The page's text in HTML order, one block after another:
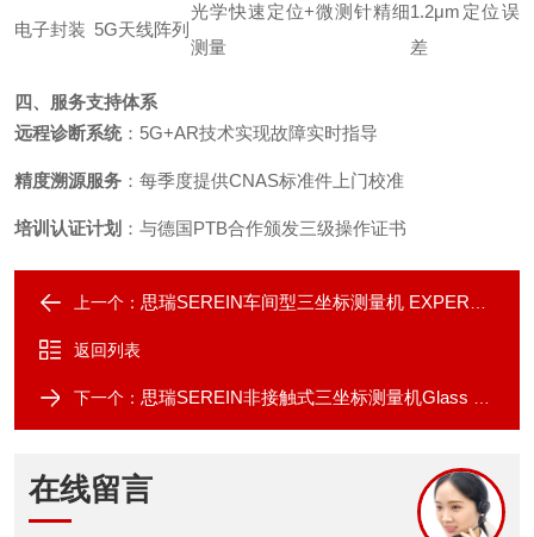
电子封装 5G天线阵列
光学快速定位+微测针精细
测量
1.2μm定位误
差
四、服务支持体系
远程诊断系统：5G+AR技术实现故障实时指导
精度溯源服务 ：每季度提供CNAS标准件上门校准
培训认证计划 ：与德国PTB合作颁发三级操作证书
上一个： 思瑞SEREIN车间型三坐标测量机 EXPERT SF
返回列表
下一个： 思瑞SEREIN非接触式三坐标测量机Glass 系列
在线留言